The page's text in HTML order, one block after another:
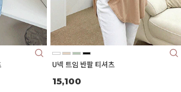
U넥 트임 반팔 티셔츠
15,100